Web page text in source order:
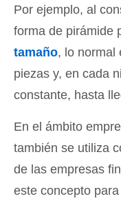
Por ejemplo, al
forma de pirámide
tamaño, lo normal
piezas y, en cada
constante, hasta
En el ámbito
también se utiliza
de las empresas
este concepto